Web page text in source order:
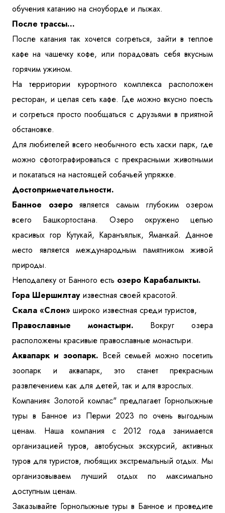
обучения катанию на сноуборде и лыжах.
После трассы...
После катания так хочется согреться, зайти в теплое
кафе на чашечку кофе, или порадовать себя вкусным
горячим ужином.
На территории курортного комплекса расположен
ресторан, и целая сеть кафе. Где можно вкусно поесть
и согреться просто пообщаться с друзьями в приятной
обстановке.
Для любителей всего необычного есть хаски парк, где
можно сфотографироваться с прекрасными животными
и покататься на настоящей собачьей упряжке.
Достопримечательности.
Банное озероявляется самым глубоким озером
всего Башкортостана. Озеро окружено цепью
красивых гор Кутукай, Каранъялык, Яманкай. Данное
место является международным памятником живой
природы.
Неподалеку от Банного есть озеро Карабалыкты.
Гора Шершилтауизвестная своей красотой.
Скала «Слон» широко известная среди туристов,
Православные монастыри. Вокруг озера
расположены красивые православные монастыри.
Аквапарк и зоопарк. Всей семьей можно посетить
зоопарк и аквапарк, это станет прекрасным
развлечением как для детей, так и для взрослых.
Компания« Золотой компас" предлагает Горнолыжные
туры в Банное из Перми 2023 по очень выгодным
ценам. Наша компания с 2012 года занимается
организацией туров, автобусных экскурсий, активных
туров для туристов, любящих экстремальный отдых. Мы
организовываем лучший отдых по максимально
доступным ценам.
Заказывайте Горнолыжные туры в Банное и проведите